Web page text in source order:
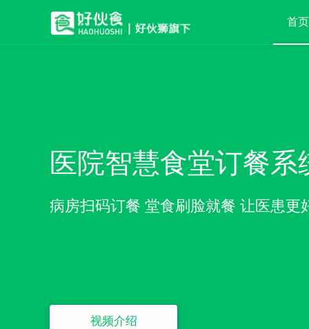
首页
医院智慧食堂订餐系
病房扫码订餐 堂食刷脸就餐 让医患更
视频介绍